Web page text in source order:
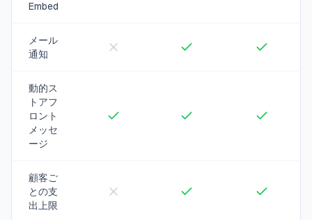
Embed
メール
通知
動的ス
トアフ
ロント
メッセ
ージ
顧客ご
との支
出上限